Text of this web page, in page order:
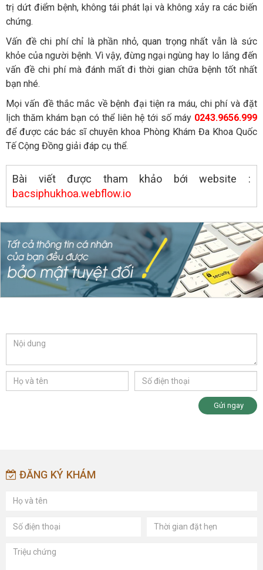
trị dứt điểm bệnh, không tái phát lại và không xảy ra các biến
chứng.
Vấn đề chi phí chỉ là phần nhỏ, quan trọng nhất vẫn là sức
khỏe của người bệnh. Vì vậy, đừng ngại ngùng hay lo lắng đến
vấn đề chi phí mà đánh mất đi thời gian chữa bệnh tốt nhất
bạn nhé.
Mọi vấn đề thắc mắc về bệnh đại tiện ra máu, chi phí và đặt
lịch thăm khám bạn có thể liên hệ tới số máy 0243.9656.999
để được các bác sĩ chuyên khoa Phòng Khám Đa Khoa Quốc
Tế Cộng Đồng giải đáp cụ thể.
Bài viết được tham khảo bới website :
bacsiphukhoa.webflow.io
Gửi ngay
ĐĂNG KÝ KHÁM